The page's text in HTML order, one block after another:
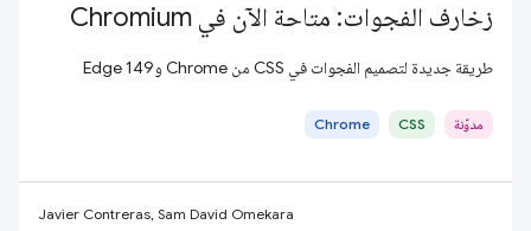
زخارف الفجوات: متاحة الآن في Chromium
طريقة جديدة لتصميم الفجوات في CSS من Chrome وEdge 149
مدوّنة CSS
Chrome
Javier Contreras, Sam David Omekara